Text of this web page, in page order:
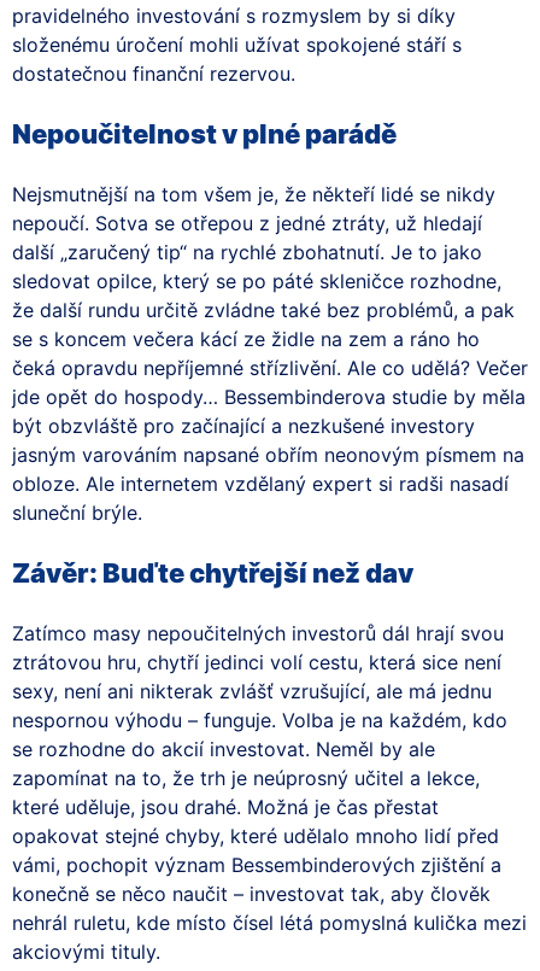
pravidelného investování s rozmyslem by si díky
složenému úročení mohli užívat spokojené stáří s
dostatečnou finanční rezervou.
Nepoučitelnost v plné parádě
Nejsmutnější na tom všem je, že někteří lidé se nikdy
nepoučí. Sotva se otřepou z jedné ztráty, už hledají
další „zaručený tip“ na rychlé zbohatnutí. Je to jako
sledovat opilce, který se po páté skleničce rozhodne,
že další rundu určitě zvládne také bez problémů, a pak
se s koncem večera kácí ze židle na zem a ráno ho
čeká opravdu nepříjemné střízlivění. Ale co udělá? Večer
jde opět do hospody… Bessembinderova studie by měla
být obzvláště pro začínající a nezkušené investory
jasným varováním napsané obřím neonovým písmem na
obloze. Ale internetem vzdělaný expert si radši nasadí
sluneční brýle.
Závěr: Buďte chytřejší než dav
Zatímco masy nepoučitelných investorů dál hrají svou
ztrátovou hru, chytří jedinci volí cestu, která sice není
sexy, není ani nikterak zvlášť vzrušující, ale má jednu
nespornou výhodu – funguje. Volba je na každém, kdo
se rozhodne do akcií investovat. Neměl by ale
zapomínat na to, že trh je neúprosný učitel a lekce,
které uděluje, jsou drahé. Možná je čas přestat
opakovat stejné chyby, které udělalo mnoho lidí před
vámi, pochopit význam Bessembinderových zjištění a
konečně se něco naučit – investovat tak, aby člověk
nehrál ruletu, kde místo čísel létá pomyslná kulička mezi
akciovými tituly.